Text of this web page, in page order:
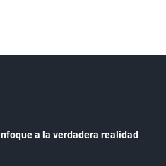
a la verdadera realidad